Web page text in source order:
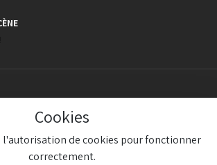
Cookies
l'autorisation de cookies pour fonctionner
correctement.